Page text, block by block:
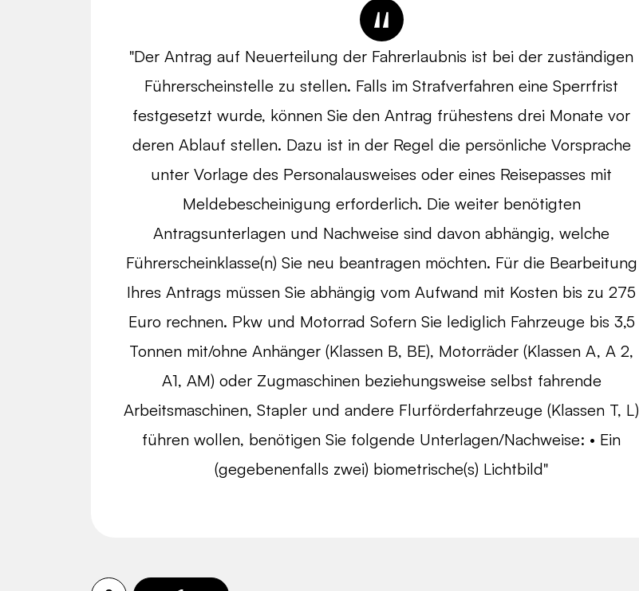
"Der Antrag auf Neuerteilung der Fahrerlaubnis ist bei der zuständigen
Führerscheinstelle zu stellen. Falls im Strafverfahren eine Sperrfrist
festgesetzt wurde, können Sie den Antrag frühestens drei Monate vor
deren Ablauf stellen. Dazu ist in der Regel die persönliche Vorsprache
unter Vorlage des Personalausweises oder eines Reisepasses mit
Meldebescheinigung erforderlich. Die weiter benötigten
Antragsunterlagen und Nachweise sind davon abhängig, welche
Führerscheinklasse(n) Sie neu beantragen möchten. Für die Bearbeitung
Ihres Antrags müssen Sie abhängig vom Aufwand mit Kosten bis zu 275
Euro rechnen. Pkw und Motorrad Sofern Sie lediglich Fahrzeuge bis 3,5
Tonnen mit/ohne Anhänger (Klassen B, BE), Motorräder (Klassen A, A 2,
A1, AM) oder Zugmaschinen beziehungsweise selbst fahrende
Arbeitsmaschinen, Stapler und andere Flurförderfahrzeuge (Klassen T, L)
führen wollen, benötigen Sie folgende Unterlagen/Nachweise: • Ein
(gegebenenfalls zwei) biometrische(s) Lichtbild"